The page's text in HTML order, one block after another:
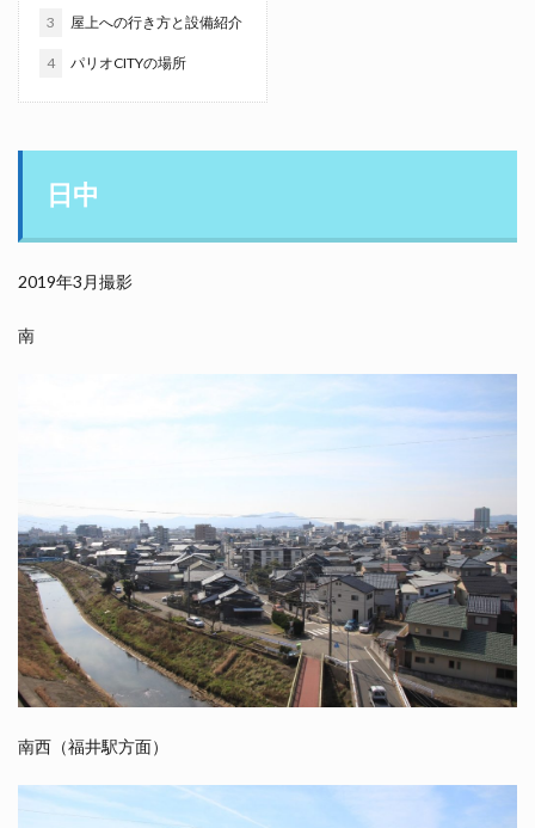
3 屋上への行き方と設備紹介
4 パリオCITYの場所
日中
2019年3月撮影
南
南西（福井駅方面）